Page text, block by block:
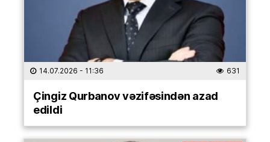
14.07.2026 - 11:36 631
Çingiz Qurbanov vəzifəsindən azad
edildi